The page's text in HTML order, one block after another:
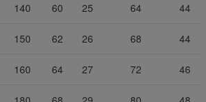
140 60 25 64 44
150 62 26 68 44
160 64 27 72 46